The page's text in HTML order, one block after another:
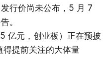
行价尚未公布，5 月 7
。
亿元，创业板）正在预披
得提前关注的大体量